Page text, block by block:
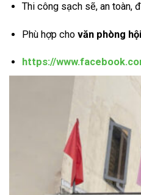
Thi công sạch sẽ, an toàn,
Phù hợp chovăn phòng
https://